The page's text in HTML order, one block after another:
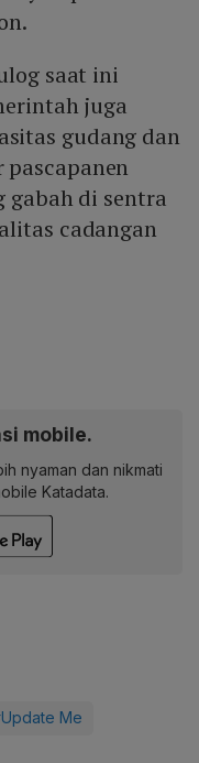
saat ini
juga
gudang dan
gabah di sentra
cadangan
mobile.
nyaman dan nikmati
Katadata.
Me